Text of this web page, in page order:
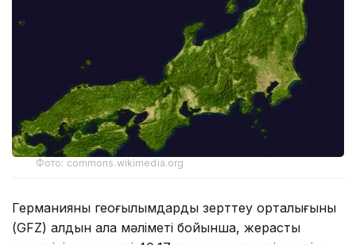
Фото: commons.wikimedia.org
Германияның геоғылымдарды зерттеу орталығының
(GFZ) алдын ала мәліметі бойынша, жерасты